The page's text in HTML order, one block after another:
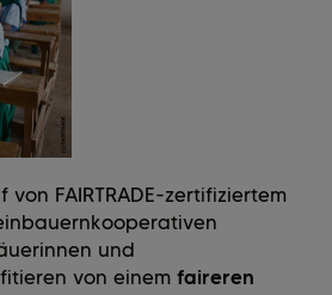
von FAIRTRADE-zertifiziertem
und
von einem faireren